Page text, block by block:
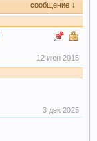
сообщение ↓
12 июн 2015
3 дек 2025